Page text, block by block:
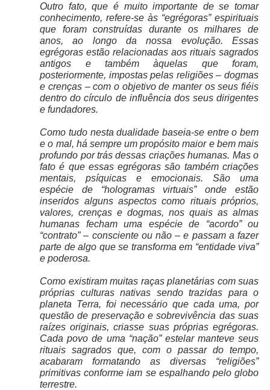
Outro fato, que é muito importante de se tomar
conhecimento, refere-se às “egrégoras” espirituais
que foram construídas durante os milhares de
anos, ao longo da nossa evolução. Essas
egrégoras estão relacionadas aos rituais sagrados
antigos e também àquelas que foram,
posteriormente, impostas pelas religiões – dogmas
e crenças – com o objetivo de manter os seus fiéis
dentro do círculo de influência dos seus dirigentes
e fundadores.
Como tudo nesta dualidade baseia-se entre o bem
e o mal, há sempre um propósito maior e bem mais
profundo por trás dessas criações humanas. Mas o
fato é que essas egrégoras são também criações
mentais, psíquicas e emocionais. São uma
espécie de “hologramas virtuais” onde estão
inseridos alguns aspectos como rituais próprios,
valores, crenças e dogmas, nos quais as almas
humanas fecham uma espécie de “acordo” ou
“contrato” – consciente ou não – e passam a fazer
parte de algo que se transforma em “entidade viva”
e poderosa.
Como existiram muitas raças planetárias com suas
próprias culturas nativas sendo trazidas para o
planeta Terra, foi necessário que cada uma, por
questão de preservação e sobrevivência das suas
raízes originais, criasse suas próprias egrégoras.
Cada povo de uma “nação” estelar manteve seus
rituais sagrados que, com o passar do tempo,
acabaram formatando as diversas “religiões”
primitivas conforme iam se espalhando pelo globo
terrestre.